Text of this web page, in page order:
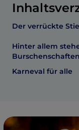
Der verrückte
Hinter allem
Burschenschaften
Karneval für alle